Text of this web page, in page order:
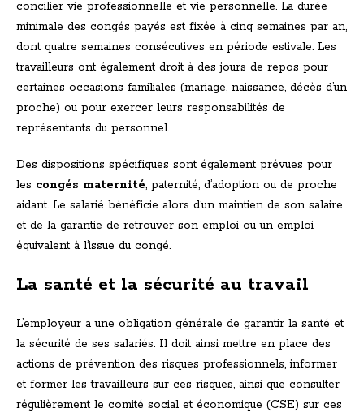
concilier vie professionnelle et vie personnelle. La durée
minimale des congés payés est fixée à cinq semaines par an,
dont quatre semaines consécutives en période estivale. Les
travailleurs ont également droit à des jours de repos pour
certaines occasions familiales (mariage, naissance, décès d’un
proche) ou pour exercer leurs responsabilités de
représentants du personnel.
Des dispositions spécifiques sont également prévues pour
les congés maternité, paternité, d’adoption ou de proche
aidant. Le salarié bénéficie alors d’un maintien de son salaire
et de la garantie de retrouver son emploi ou un emploi
équivalent à l’issue du congé.
La santé et la sécurité au travail
L’employeur a une obligation générale de garantir la santé et
la sécurité de ses salariés. Il doit ainsi mettre en place des
actions de prévention des risques professionnels, informer
et former les travailleurs sur ces risques, ainsi que consulter
régulièrement le comité social et économique (CSE) sur ces